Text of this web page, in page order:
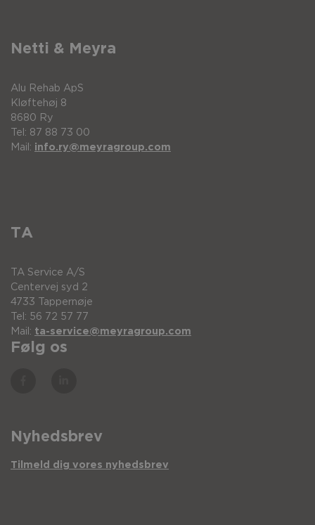
Netti & Meyra
Alu Rehab ApS
Kløftehøj 8
8680 Ry
Tel: 87 88 73 00
Mail: info.ry@meyragroup.com
TA
TA Service A/S
Centervej syd 2
4733 Tappernøje
Tel: 56 72 57 77
Mail: ta-service@meyragroup.com
Følg os
Nyhedsbrev
Tilmeld dig vores nyhedsbrev